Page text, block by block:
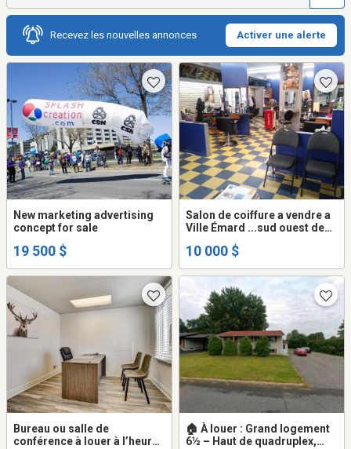
Recevez les nouvelles annonces Activer une alerte
New marketing advertising
concept for sale
19 500 $
Salon de coiffure a vendre a
Ville Émard ...sud ouest de
10,000
10 000 $
Bureau ou salle de
conférence à louer à l’heure
🏠 À louer : Grand logement
6½ – Haut de quadruplex,